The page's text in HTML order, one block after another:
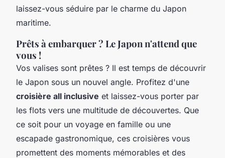
laissez-vous séduire par le charme du Japon
maritime.
Prêts à embarquer ? Le Japon n'attend que
vous !
Vos valises sont prêtes ? Il est temps de découvrir
le Japon sous un nouvel angle. Profitez d'une
croisière all inclusive et laissez-vous porter par
les flots vers une multitude de découvertes. Que
ce soit pour un voyage en famille ou une
escapade gastronomique, ces croisières vous
promettent des moments mémorables et des